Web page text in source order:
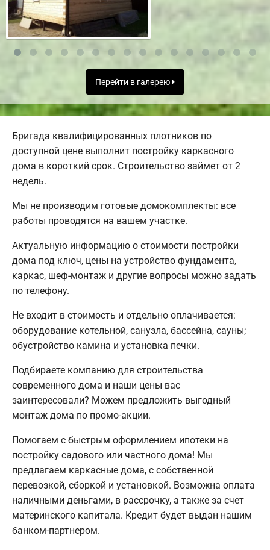
Перейти в галерею
Бригада квалифицированных плотников по
доступной цене выполнит постройку каркасного
дома в короткий срок. Строительство займет от 2
недель.
Мы не производим готовые домокомплекты: все
работы проводятся на вашем участке.
Актуальную информацию о стоимости постройки
дома под ключ, цены на устройство фундамента,
каркас, шеф-монтаж и другие вопросы можно задать
по телефону.
Не входит в стоимость и отдельно оплачивается:
оборудование котельной, санузла, бассейна, сауны;
обустройство камина и установка печки.
Подбираете компанию для строительства
современного дома и наши цены вас
заинтересовали? Можем предложить выгодный
монтаж дома по промо-акции.
Помогаем с быстрым оформлением ипотеки на
постройку садового или частного дома! Мы
предлагаем каркасные дома, с собственной
перевозкой, сборкой и установкой. Возможна оплата
наличными деньгами, в рассрочку, а также за счет
материнского капитала. Кредит будет выдан нашим
банком-партнером.